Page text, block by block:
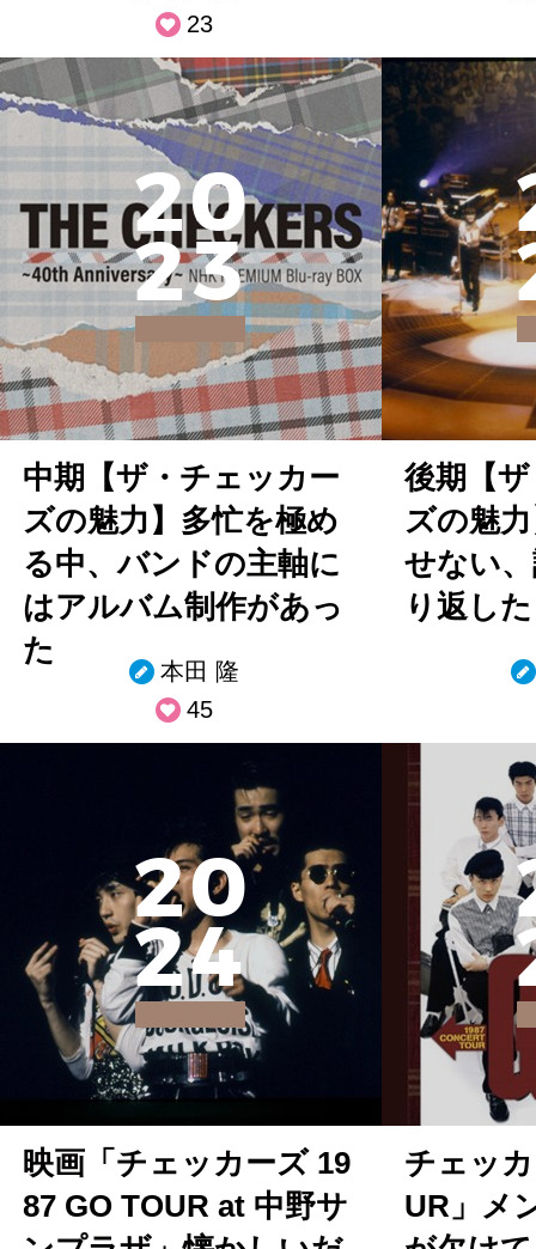
23
20
23
中期【ザ・チェッカー
ズの魅力】多忙を極め
る中、バンドの主軸に
はアルバム制作があっ
た
本田 隆
45
後期【
ズの魅
せない
り返し
20
24
映画「チェッカーズ 19
87 GO TOUR at 中野サ
チェッ
UR」メ